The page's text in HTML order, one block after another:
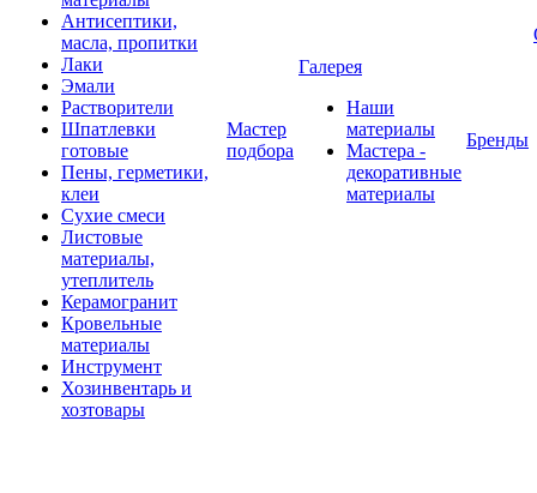
Антисептики,
масла, пропитки
Лаки
Эмали
Растворители
Шпатлевки
готовые
Пены, герметики,
клеи
Сухие смеси
Листовые
материалы,
утеплитель
Керамогранит
Кровельные
материалы
Инструмент
Хозинвентарь и
хозтовары
Мастер
подбора
Галерея
Наши
материалы
Мастера -
декоративные
материалы
Бренды